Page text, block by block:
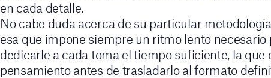
en cada detalle.
No cabe duda acerca de su particular
esa que impone siempre un ritmo lento necesario
dedicarle a cada toma el tiempo suficiente, la que
pensamiento antes de trasladarlo al formato